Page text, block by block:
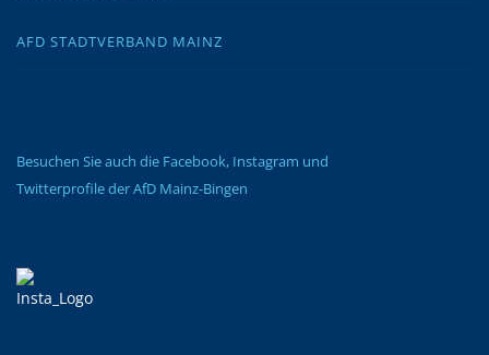
AFD STADTVERBAND MAINZ
Besuchen Sie auch die Facebook, Instagram und
Twitterprofile der AfD Mainz-Bingen